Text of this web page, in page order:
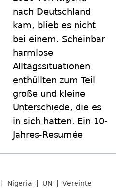
nach Deutschland
kam, blieb es nicht
bei einem. Scheinbar
harmlose
Alltagssituationen
enthüllten zum Teil
große und kleine
Unterschiede, die es
in sich hatten. Ein 10-
Jahres-Resumée
Nigeria UN
Vereinte